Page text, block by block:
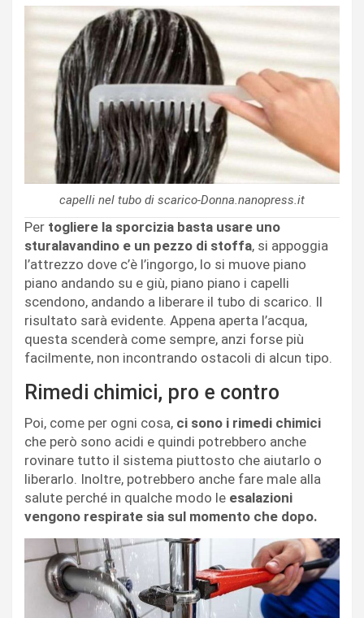
capelli nel tubo di scarico-Donna.nanopress.it
Per togliere la sporcizia basta usare uno
sturalavandino e un pezzo di stoffa, si appoggia
l’attrezzo dove c’è l’ingorgo, lo si muove piano
piano andando su e giù, piano piano i capelli
scendono, andando a liberare il tubo di scarico. Il
risultato sarà evidente. Appena aperta l’acqua,
questa scenderà come sempre, anzi forse più
facilmente, non incontrando ostacoli di alcun tipo.
Rimedi chimici, pro e contro
Poi, come per ogni cosa, ci sono i rimedi chimici
che però sono acidi e quindi potrebbero anche
rovinare tutto il sistema piuttosto che aiutarlo o
liberarlo. Inoltre, potrebbero anche fare male alla
salute perché in qualche modo le esalazioni
vengono respirate sia sul momento che dopo.